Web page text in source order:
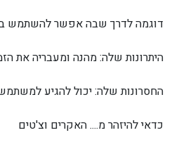
דוגמה לדרך שבה אפשר להשתמש
היתרונות שלה: מהנה ומעבריה את
החסרונות שלה: יכול להגיע
כדאי להיזהר מ.... האקרים וצ'טים